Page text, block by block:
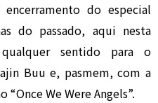
do especial
do passado, aqui nesta
sentido para o
Buu e, pasmem, com a
“Once We Were Angels”.